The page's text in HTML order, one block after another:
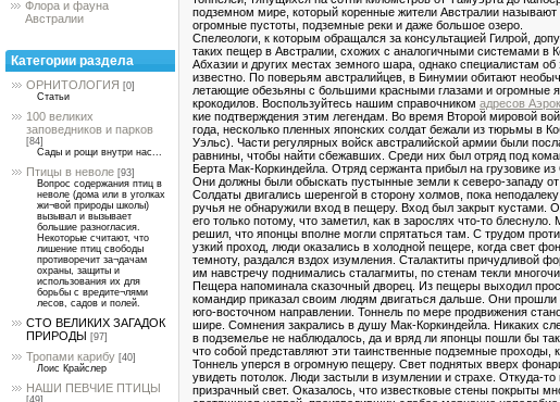
Флора и фауна
Австралии
Категории раздела
ОРНИТОЛОГИЯ [0]
Статьи
100 великих
заповедников и парков
[84]
Сады и рощи внутри нас...
Птицы в неволе [93]
Вопрос содержания птиц в
неволе (дома или в уголках
жи¬вой природы школы)
вызывал и вызывает
большие разногласия.
Некоторые считают, что
лишение птиц свободы
противоречит за¬дачам
охраны, защиты и
использования их для
борьбы с вредите¬лями
лесов, садов и полей.
СТО ВЕЛИКИХ ЗАГАДОК
ПРИРОДЫ [97]
Тропами карибу [40]
Лоис Крайслер
НАШИ ПЕВЧИЕ ПТИЦЫ
[49]
подземном мире, который коренные жители Австралии
огромные пустоты, подземные реки и даже большое озеро.
Спелеологи, к которым обращался за консультацией Гилрой,
таких пещер в Австралии, схожих с аналогичными системами в
Абхазии и других местах земного шара, однако специалистам об
известно. По поверьям австралийцев, в Бинумии обитают
летающие обезьяны с большими красными глазами и огромные
крокодилов. Воспользуйтесь нашим справочником адресов
кие подтверждения этим легендам. Во время Второй мировой
года, несколько пленных японских солдат бежали из тюрьмы в
Уэльс). Части регулярных войск австралийской армии были
равнины, чтобы найти сбежавших. Среди них был отряд под
Берта Мак-Коркиндейла. Отряд сержанта прибыл на грузовике из
Они должны были обыскать пустынные земли к северо-западу от
Солдаты двигались шеренгой в сторону холмов, пока
ручья не обнаружили вход в пещеру. Вход был закрыт кустами.
его только потому, что заметил, как в зарослях что-то блеснуло.
решил, что японцы вполне могли спрятаться там. С трудом
узкий проход, люди оказались в холодной пещере, когда свет
темноту, раздался вздох изумления. Сталактиты причудливой
им навстречу поднимались сталагмиты, по стенам текли
Пещера напоминала сказочный дворец. Из пещеры выходил
командир приказал своим людям двигаться дальше. Они прошли
юго-восточном направлении. Тоннель по мере продвижения
шире. Сомнения закрались в душу Мак-Коркиндейла. Никаких
в подземелье не наблюдалось, да и вряд ли японцы пошли бы
что собой представляют эти таинственные подземные проходы,
Тоннель уперся в огромную пещеру. Свет поднятых вверх
увидеть потолок. Люди застыли в изумлении и страхе. Откуда-то
призрачный свет. Оказалось, что известковые стены покрыты